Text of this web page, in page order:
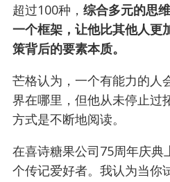
超过100种， 综合多元的思
一个框架，让他比其他人更
策背后的要素本质。
芒格认为，一个有能力的人
界在哪里，但他从未停止过
方式是不断地阅读。
在喜诗糖果公司75周年庆典
个传记爱好者。我认为当你